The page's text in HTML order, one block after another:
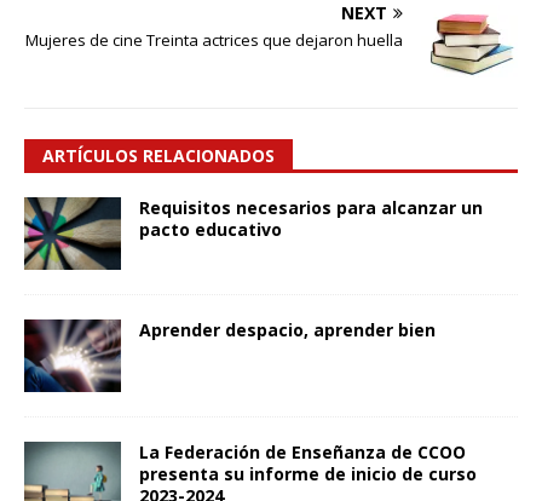
NEXT
Mujeres de cine Treinta actrices que dejaron huella
ARTÍCULOS RELACIONADOS
Requisitos necesarios para alcanzar un
pacto educativo
Aprender despacio, aprender bien
La Federación de Enseñanza de CCOO
presenta su informe de inicio de curso
2023-2024